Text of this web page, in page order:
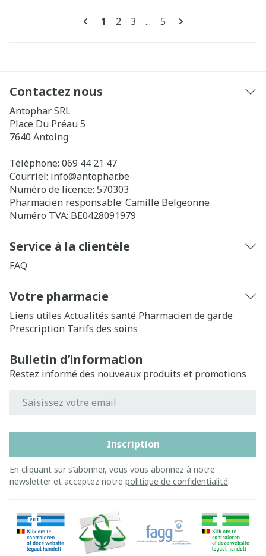
Pages
Vous lisez actuellement la page
1 Page
2 Page
3 ... Page
5
Contactez nous
Antophar SRL
Place Du Préau 5
7640 Antoing
Téléphone: 069 44 21 47
Courriel: info@antophar.be
Numéro de licence: 570303
Pharmacien responsable: Camille Belgeonne
Numéro TVA: BE0428091979
Service à la clientèle
FAQ
Votre pharmacie
Liens utiles Actualités santé Pharmacien de garde
Prescription Tarifs des soins
Bulletin d’information
Restez informé des nouveaux produits et promotions
Inscription
En cliquant sur s'abonner, vous vous abonnez à notre
newsletter et acceptez notre politique de confidentialité.